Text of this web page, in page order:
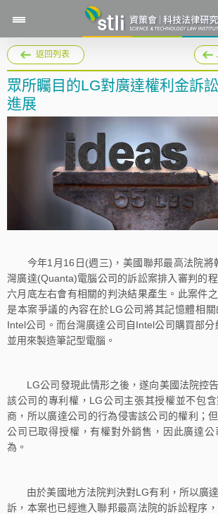
返回列表
眾所矚目的LG對廣達權利金訴
進展
今年1月16日(週三)，美國聯邦最高法院將
灣廣達(Quanta)電腦公司的訴訟案排入審判的
六月底左右會有相關的判決結果產生。此案件
是本案爭議的內容在於LG公司將其記憶體相
Intel公司。而台灣廣達公司自Intel公司購買部分
並用來製造筆記型電腦。
LG公司發現此情形之後，遂向美國法院控
該公司的專利權，LG公司主張其授權並不包
商，所以廣達公司的行為侵害該公司的權利；
公司已取得授權，有權對外銷售，因此廣達
為。
由於美國地方法院判決對LG有利，所以廣達
訴，本案也已經進入聯邦最高法院的訴訟程序